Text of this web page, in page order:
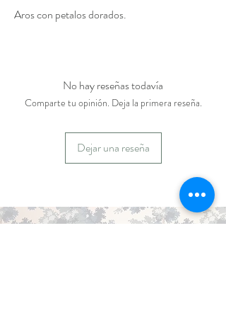
Aros con petalos dorados.
No hay reseñas todavía
Comparte tu opinión. Deja la primera reseña.
Dejar una reseña